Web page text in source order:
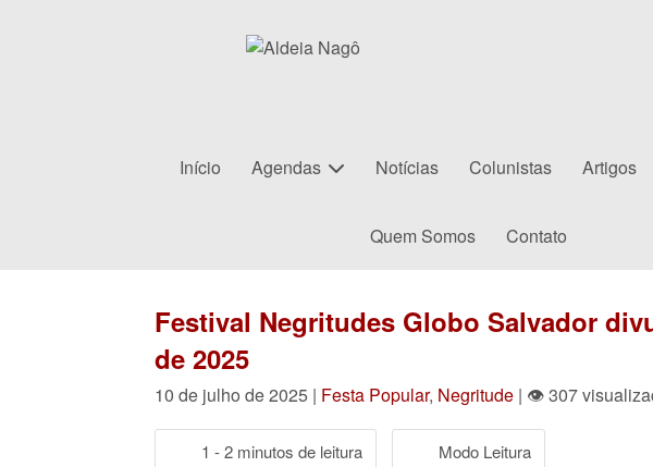
Início Agendas Notícias Colunistas Artigos
Quem Somos Contato
Festival Negritudes Globo Salvador
de 2025
10 de julho de 2025 | Festa Popular, Negritude | 👁 307
1 - 2 minutos de leitura Modo Leitura